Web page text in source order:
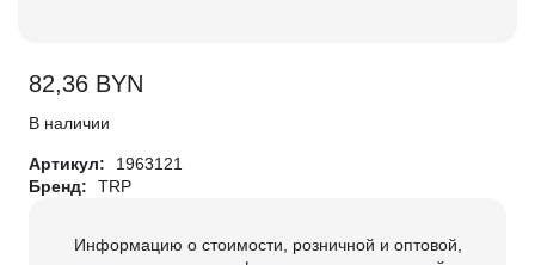
82,36 BYN
В наличии
Артикул:
1963121
Бренд:
TRP
Информацию о стоимости, розничной и оптовой,